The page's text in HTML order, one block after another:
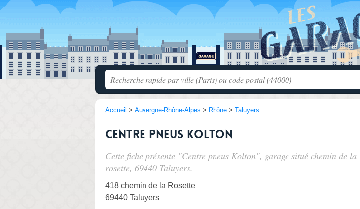
Accueil > Auvergne-Rhône-Alpes > Rhône > Taluyers
Centre pneus Kolton
Cette fiche présente "Centre pneus Kolton", garage situé chemin de la
rosette, 69440 Taluyers.
418 chemin de la Rosette
69440 Taluyers